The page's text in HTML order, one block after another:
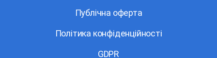
Публічна оферта
Політика конфіденційності
GDPR